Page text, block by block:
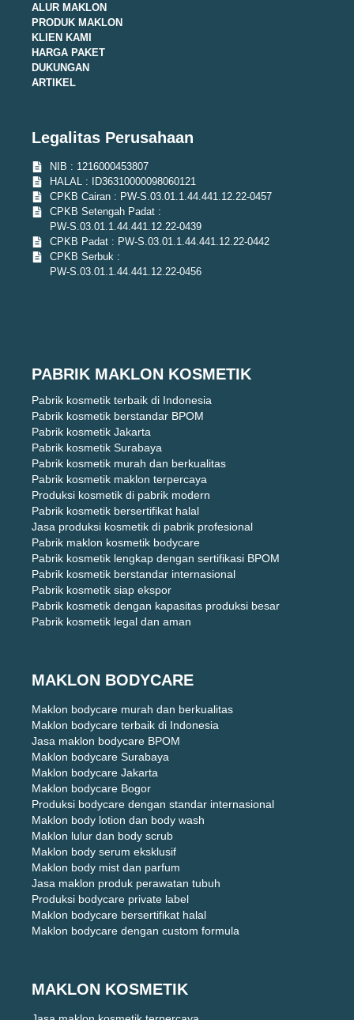
ALUR MAKLON
PRODUK MAKLON
KLIEN KAMI
HARGA PAKET
DUKUNGAN
ARTIKEL
Legalitas Perusahaan
NIB : 1216000453807
HALAL : ID36310000098060121
CPKB Cairan : PW-S.03.01.1.44.441.12.22-0457
CPKB Setengah Padat :
PW-S.03.01.1.44.441.12.22-0439
CPKB Padat : PW-S.03.01.1.44.441.12.22-0442
CPKB Serbuk :
PW-S.03.01.1.44.441.12.22-0456
PABRIK MAKLON KOSMETIK
Pabrik kosmetik terbaik di Indonesia
Pabrik kosmetik berstandar BPOM
Pabrik kosmetik Jakarta
Pabrik kosmetik Surabaya
Pabrik kosmetik murah dan berkualitas
Pabrik kosmetik maklon terpercaya
Produksi kosmetik di pabrik modern
Pabrik kosmetik bersertifikat halal
Jasa produksi kosmetik di pabrik profesional
Pabrik maklon kosmetik bodycare
Pabrik kosmetik lengkap dengan sertifikasi BPOM
Pabrik kosmetik berstandar internasional
Pabrik kosmetik siap ekspor
Pabrik kosmetik dengan kapasitas produksi besar
Pabrik kosmetik legal dan aman
MAKLON BODYCARE
Maklon bodycare murah dan berkualitas
Maklon bodycare terbaik di Indonesia
Jasa maklon bodycare BPOM
Maklon bodycare Surabaya
Maklon bodycare Jakarta
Maklon bodycare Bogor
Produksi bodycare dengan standar internasional
Maklon body lotion dan body wash
Maklon lulur dan body scrub
Maklon body serum eksklusif
Maklon body mist dan parfum
Jasa maklon produk perawatan tubuh
Produksi bodycare private label
Maklon bodycare bersertifikat halal
Maklon bodycare dengan custom formula
MAKLON KOSMETIK